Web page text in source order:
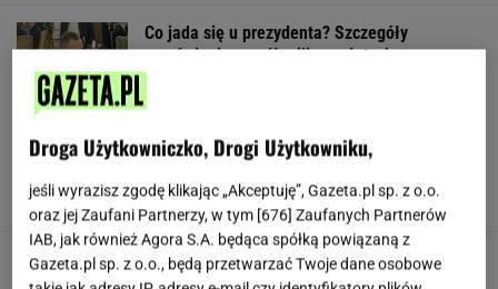
Co jada się u prezydenta? Szczegóły
zamówienia za pół miliona złotych
Nowe zdjęcie Johna Goodmana trafiło do
sieci. Aktor schudł 90 kg
"Poznajmy się bliżej". Nawrocka zaprasza
młode Polki
Droga Użytkowniczko, Drogi Użytkowniku,
jeśli wyrazisz zgodę klikając „Akceptuję”, Gazeta.pl sp. z o.o.
oraz jej Zaufani Partnerzy, w tym [676] Zaufanych Partnerów
IAB, jak również Agora S.A. będąca spółką powiązaną z
Gazeta.pl sp. z o.o., będą przetwarzać Twoje dane osobowe